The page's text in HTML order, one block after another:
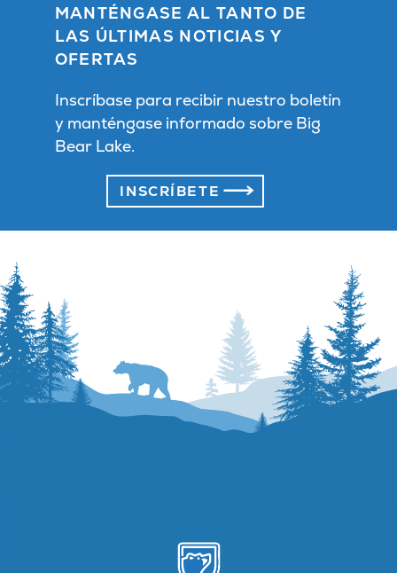
MANTÉNGASE AL TANTO DE
LAS ÚLTIMAS NOTICIAS Y
OFERTAS
Inscríbase para recibir nuestro boletín
y manténgase informado sobre Big
Bear Lake.
INSCRÍBETE